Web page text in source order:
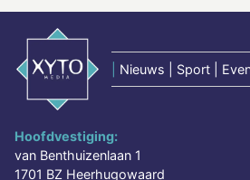
Nieuws | Sport |
Hoofdvestiging:
van Benthuizenlaan 1
1701 BZ Heerhugowaard